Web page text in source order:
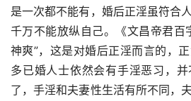
是一次都不能有，婚后正淫虽符合
千万不能放纵自己。《文昌帝君百
神爽”，这是对婚后正淫而言的，
多已婚人士依然会有手淫恶习，
了，手淫和夫妻性生活有所不同，